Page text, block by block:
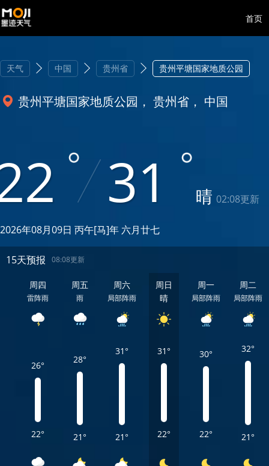
首页
天气 中国 贵州省 贵州平塘国家地质公园
贵州平塘国家地质公园， 贵州省， 中国
31 晴 02:08更新
2026年08月09日 丙午[马]年 六月廿七
15天预报 08:08更新
周四
雷阵雨
26°
22°
周五
雨
28°
21°
周六
局部阵雨
31°
21°
周日
晴
31°
22°
周一
局部阵雨
30°
22°
周二
局部阵雨
32°
21°